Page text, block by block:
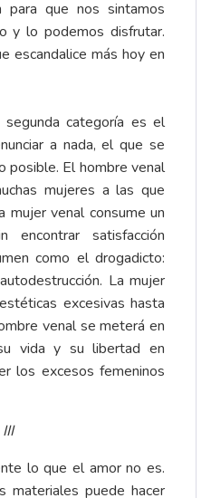
para que nos sintamos
y lo podemos disfrutar.
escandalice más hoy en
categoría es el
a nada, el que se
posible. El hombre venal
mujeres a las que
mujer venal consume un
satisfacción
como el drogadicto:
La mujer
excesivas hasta
venal se meterá en
vida y su libertad en
los excesos femeninos
III
lo que el amor no es.
materiales puede hacer